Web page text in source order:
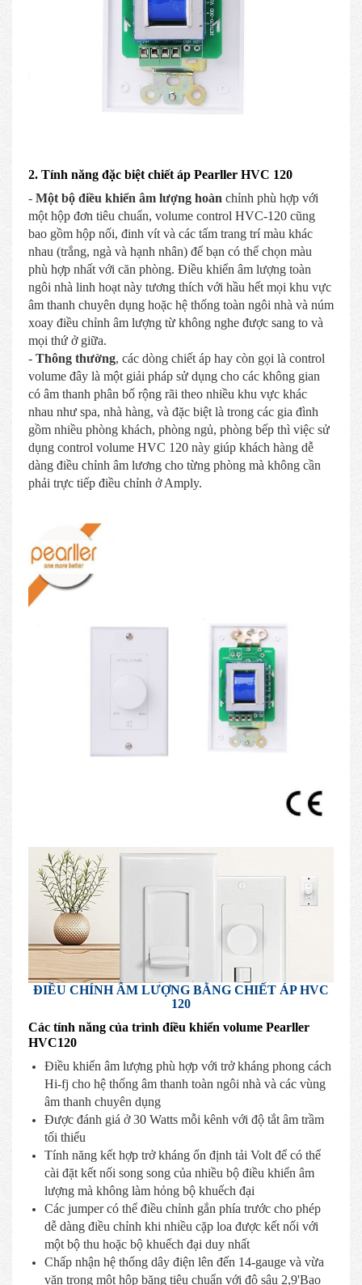
2. Tính năng đặc biệt chiết áp Pearller HVC 120
- Một bộ điều khiển âm lượng hoàn chỉnh phù hợp với
một hộp đơn tiêu chuẩn, volume control HVC-120 cũng
bao gồm hộp nối, đinh vít và các tấm trang trí màu khác
nhau (trắng, ngà và hạnh nhân) để bạn có thể chọn màu
phù hợp nhất với căn phòng. Điều khiển âm lượng toàn
ngôi nhà linh hoạt này tương thích với hầu hết mọi khu vực
âm thanh chuyên dụng hoặc hệ thống toàn ngôi nhà và núm
xoay điều chỉnh âm lượng từ không nghe được sang to và
mọi thứ ở giữa.
- Thông thường, các dòng chiết áp hay còn gọi là control
volume đây là một giải pháp sử dụng cho các không gian
có âm thanh phân bố rộng rãi theo nhiều khu vực khác
nhau như spa, nhà hàng, và đặc biệt là trong các gia đình
gồm nhiều phòng khách, phòng ngủ, phòng bếp thì việc sử
dụng control volume HVC 120 này giúp khách hàng dễ
dàng điều chỉnh âm lương cho từng phòng mà không cần
phải trực tiếp điều chỉnh ở Amply.
ĐIỀU CHÍNH ÂM LƯỢNG BẰNG CHIẾT ÁP HVC
120
Các tính năng của trình điều khiển volume Pearller
HVC120
Điều khiển âm lượng phù hợp với trở kháng phong cách
Hi-fj cho hệ thống âm thanh toàn ngôi nhà và các vùng
âm thanh chuyên dụng
Được đánh giá ở 30 Watts mỗi kênh với độ tắt âm trầm
tối thiểu
Tính năng kết hợp trở kháng ổn định tải Volt để có thể
cài đặt kết nối song song của nhiều bộ điều khiển âm
lượng mà không làm hỏng bộ khuếch đại
Các jumper có thể điều chỉnh gắn phía trước cho phép
dễ dàng điều chỉnh khi nhiều cặp loa được kết nối với
một bộ thu hoặc bộ khuếch đại duy nhất
Chấp nhận hệ thống dây điện lên đến 14-gauge và vừa
vặn trong một hộp băng tiêu chuẩn với độ sâu 2,9'Bao